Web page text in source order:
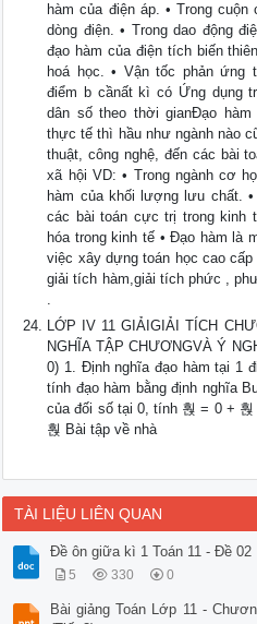
hàm của điện áp. • Trong
dòng điện. • Trong dao động
đạo hàm của điện tích biến
hoá học. • Vận tốc phản
điểm b cầnất kì có Ứng dụng
dân số theo thời gianĐạo
thực tế thì hầu như ngành nào
thuật, công nghệ, đến các bài
xã hội VD: • Trong ngành cơ
hàm của khối lượng lưu chất.
các bài toán cực trị trong kinh
hóa trong kinh tế • Đạo hàm là
việc xây dựng toán học cao
giải tích hàm,giải tích phức ,
.
LỚP IV 11 GIẢIGIẢI TÍCH
NGHĨA TẬP CHƯƠNGVÀ Ý
0) 1. Định nghĩa đạo hàm tại 1
tính đạo hàm bằng định nghĩa
của đối số tại 0, tính 훥 = 0 +
훥 Bài tập về nhà
TÀI LIỆU LIÊN QUAN
Đề ôn giữa kì 1 Toán 11 - Đề 02
5 330 0
Bài giảng Toán Lớp 11 -